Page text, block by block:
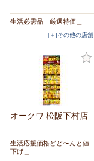
生活必需品 厳選特価＿
[＋]その他の店舗
オークワ 松阪下村店
生活応援価格どど〜んと値
下げ＿